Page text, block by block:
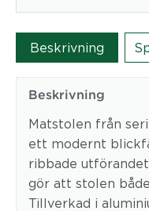
Beskrivning
Beskrivning
Matstolen från
ett modernt
ribbade
gör att stolen
Tillverkad i